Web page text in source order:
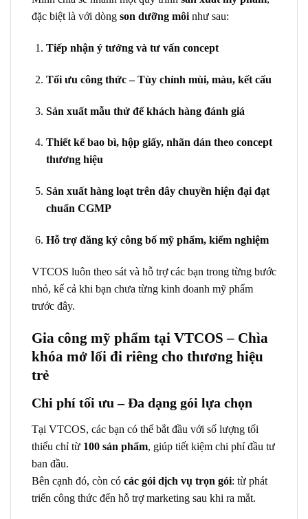
đặc biệt là với dòng son dưỡng môi như sau:
Tiếp nhận ý tưởng và tư vấn concept
Tối ưu công thức – Tùy chỉnh mùi, màu, kết cấu
Sản xuất mẫu thử để khách hàng đánh giá
Thiết kế bao bì, hộp giấy, nhãn dán theo concept
thương hiệu
Sản xuất hàng loạt trên dây chuyền hiện đại đạt
chuẩn CGMP
Hỗ trợ đăng ký công bố mỹ phẩm, kiểm nghiệm
VTCOS luôn theo sát và hỗ trợ các bạn trong từng bước
nhỏ, kể cả khi bạn chưa từng kinh doanh mỹ phẩm
trước đây.
Gia công mỹ phẩm tại VTCOS – Chìa
khóa mở lối đi riêng cho thương hiệu
trẻ
Chi phí tối ưu – Đa dạng gói lựa chọn
Tại VTCOS, các bạn có thể bắt đầu với số lượng tối
thiểu chỉ từ 100 sản phẩm, giúp tiết kiệm chi phí đầu tư
ban đầu.
Bên cạnh đó, còn có các gói dịch vụ trọn gói: từ phát
triển công thức đến hỗ trợ marketing sau khi ra mắt.